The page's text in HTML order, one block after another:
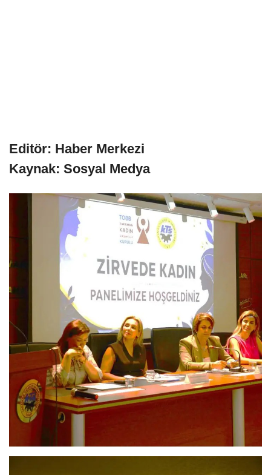
Editör: Haber Merkezi
Kaynak: Sosyal Medya